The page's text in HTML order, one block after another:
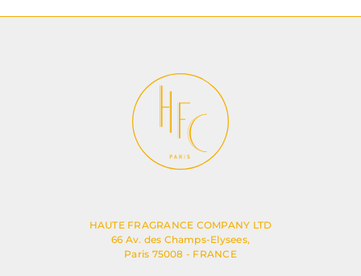
HAUTE FRAGRANCE COMPANY LTD
66 Av. des Champs-Elysees,
Paris 75008 - FRANCE